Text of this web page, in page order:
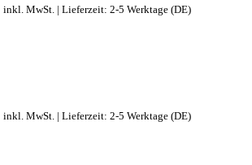
inkl. MwSt. | Lieferzeit: 2-5 Werktage (DE)
inkl. MwSt. | Lieferzeit: 2-5 Werktage (DE)